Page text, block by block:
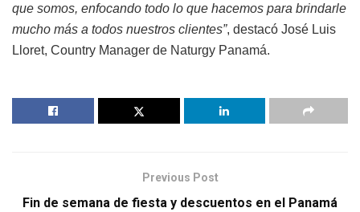
que somos, enfocando todo lo que hacemos para brindarle
mucho más a todos nuestros clientes”, destacó José Luis
Lloret, Country Manager de Naturgy Panamá.
Previous Post
Fin de semana de fiesta y descuentos en el Panamá